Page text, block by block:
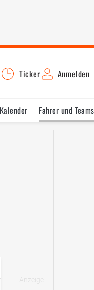
Ticker Anmelden
Kalender Fahrer und Teams